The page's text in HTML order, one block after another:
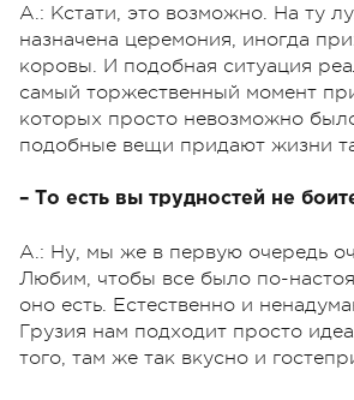
А.: Кстати, это возможно. На ту
назначена церемония, иногда
коровы. И подобная ситуация
самый торжественный момент
которых просто невозможно
подобные вещи придают жизни
– То есть вы трудностей не
А.: Ну, мы же в первую очередь
Любим, чтобы все было по-
оно есть. Естественно и
Грузия нам подходит просто
того, там же так вкусно и